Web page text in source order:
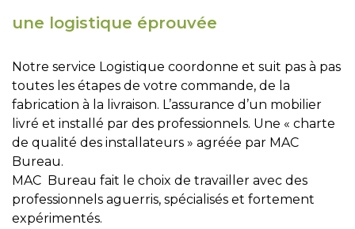
une logistique éprouvée
Notre service Logistique coordonne et suit pas à pas
toutes les étapes de votre commande, de la
fabrication à la livraison. L’assurance d’un mobilier
livré et installé par des professionnels. Une « charte
de qualité des installateurs » agréée par MAC
Bureau.
MAC Bureau fait le choix de travailler avec des
professionnels aguerris, spécialisés et fortement
expérimentés.